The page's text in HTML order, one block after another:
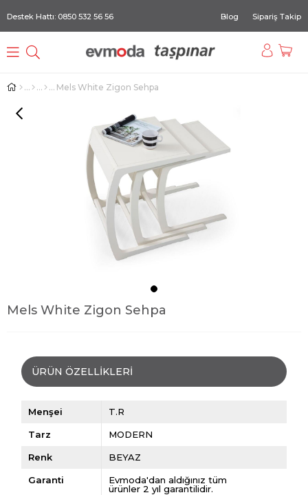
Destek Hattı: 0850 532 56 56 Blog Sipariş Takip
Mels White Zigon Sehpa
Mels White Zigon Sehpa
ÜRÜN ÖZELLIKLERI
Menşei T.R
Tarz MODERN
Renk BEYAZ
Garanti
Evmoda'dan aldığınız tüm
ürünler 2 yıl garantilidir.